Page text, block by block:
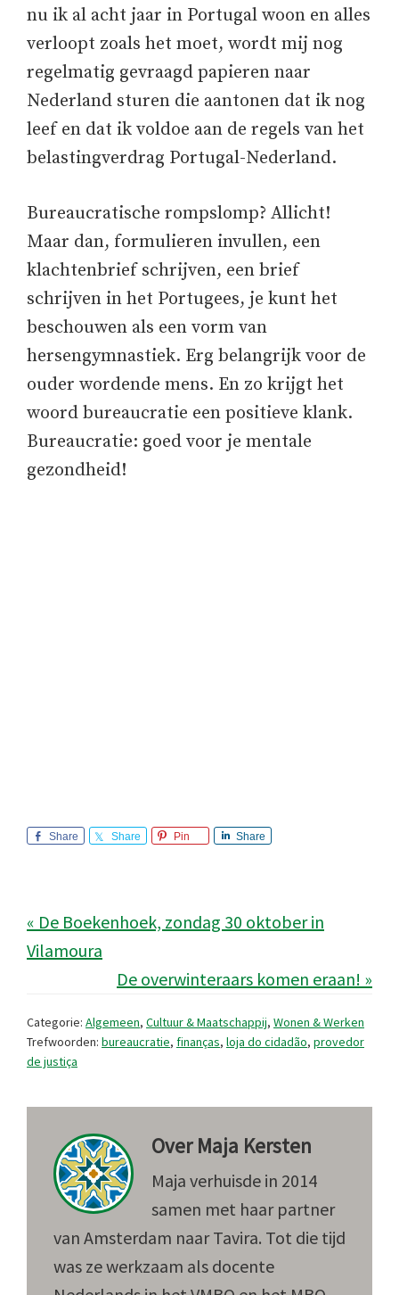
nu ik al acht jaar in Portugal woon en alles
verloopt zoals het moet, wordt mij nog
regelmatig gevraagd papieren naar
Nederland sturen die aantonen dat ik nog
leef en dat ik voldoe aan de regels van het
belastingverdrag Portugal-Nederland.
Bureaucratische rompslomp? Allicht!
Maar dan, formulieren invullen, een
klachtenbrief schrijven, een brief
schrijven in het Portugees, je kunt het
beschouwen als een vorm van
hersengymnastiek. Erg belangrijk voor de
ouder wordende mens. En zo krijgt het
woord bureaucratie een positieve klank.
Bureaucratie: goed voor je mentale
gezondheid!
Share Share Pin Share
« De Boekenhoek, zondag 30 oktober in
Vilamoura
De overwinteraars komen eraan! »
Categorie: Algemeen, Cultuur & Maatschappij, Wonen & Werken
Trefwoorden: bureaucratie, finanças, loja do cidadão, provedor
de justiça
OverMaja Kersten
Maja verhuisde in 2014
samen met haar partner
van Amsterdam naar Tavira. Tot die tijd
was ze werkzaam als docente